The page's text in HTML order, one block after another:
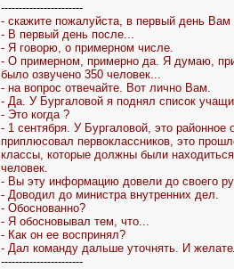
-----------------------
- скажите пожалуйста, в первый день
- В первый день после...
- Я говорю, о примерном числе.
- О примерном, примерно да. Я думаю,
было озвучено 350 человек...
- на вопрос отвечайте. Вот лично Вам.
- Да. У Бургаловой я поднял список
- Это когда ?
- 1 сентября. У Бургаловой, это
приплюсовал первоклассников, это
классы, которые должны были
человек.
- Вы эту информацию довели до своего
- Доводил до министра внутренних дел.
- Обоснованно?
- Я обосновывал тем, что...
- Как он ее воспринял?
- Дал команду дальше уточнять. И
-----------------------